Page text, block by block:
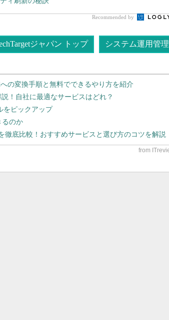
Recommended by
ジャパン トップ システム運用管理
の変換手順と無料でできるやり方を紹介
！自社に最適なサービスはどれ？
をピックアップ
るのか
徹底比較！おすすめサービスと選び方のコツを解説